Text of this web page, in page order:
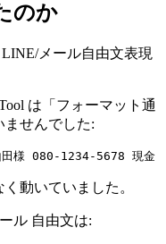
のか
メール自由文表現
は「フォーマット通
ませんでした:
動いていました。
ル 自由文は: